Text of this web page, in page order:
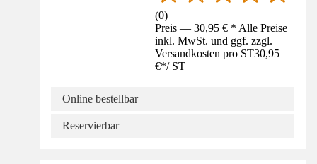
(0)
Preis — 30,95 € * Alle Preise
inkl. MwSt. und ggf. zzgl.
Versandkosten pro ST30,95
€*/ ST
Online bestellbar
Reservierbar